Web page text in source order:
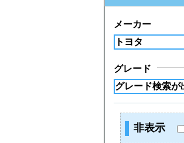
メーカー
グレード
非表示